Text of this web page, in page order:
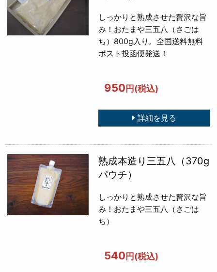
しっかりと熟成させた贅沢な旨
み！おたまや三五八（さごは
ち）800g入り。全国送料無料
ポスト投函便発送！
950円(税込)
詳細を見る
熟成本造り三五八（370g
パウチ）
しっかりと熟成させた贅沢な旨
み！おたまや三五八（さごは
ち）
540円(税込)